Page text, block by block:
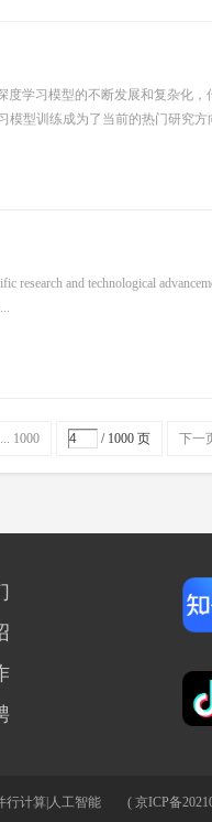
度学习模型的不断发展和复杂化，
模型训练成为了当前的热门研究方
research and technological
... 1000 / 1000 页 下一
行计算|人工智能 ( 京ICP备